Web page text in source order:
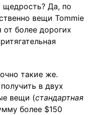
щедрость? Да, по
вещи Tommie
от более дорогих
такие же.
в двух
вещи (стандартная
более $150